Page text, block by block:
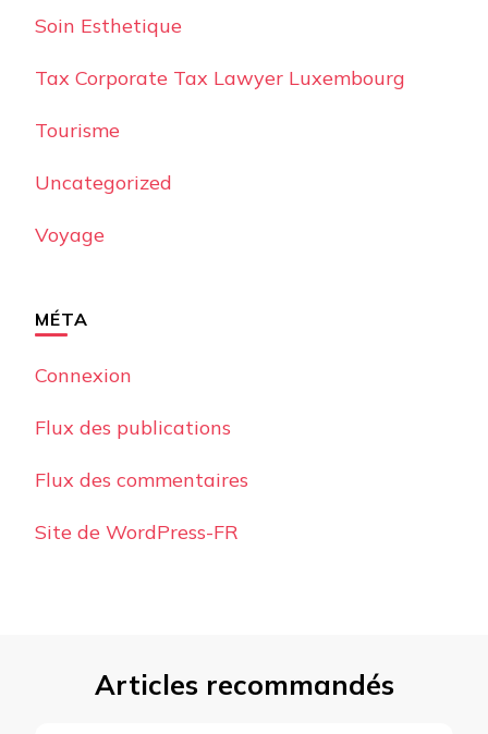
Soin Esthetique
Tax Corporate Tax Lawyer Luxembourg
Tourisme
Uncategorized
Voyage
MÉTA
Connexion
Flux des publications
Flux des commentaires
Site de WordPress-FR
Articles recommandés